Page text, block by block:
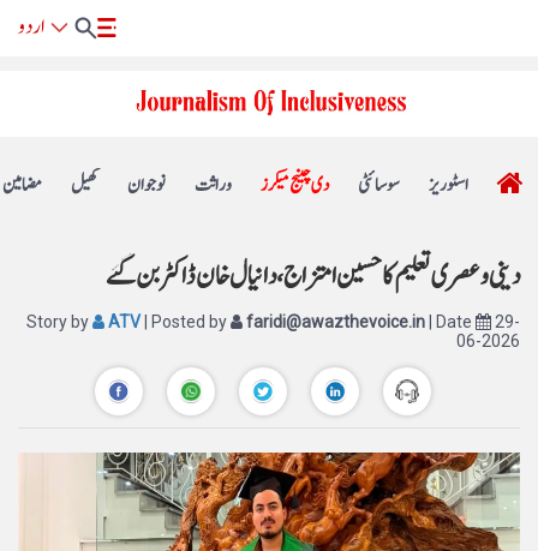
مضامین کھیل نوجوان وراثت دی چینج میکرز سوسائٹی اسٹوریز
دینی و عصری تعلیم کا حسین امتزاج، دانیال خان ڈاکٹر بن گئے
Story by ATV | Posted by faridi@awazthevoice.in | Date
29-
06-2026